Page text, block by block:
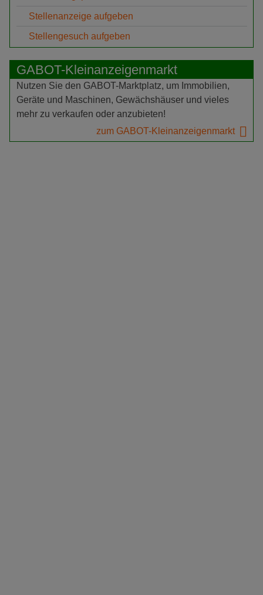
Stellenanzeige aufgeben
Stellengesuch aufgeben
GABOT-Kleinanzeigenmarkt
Nutzen Sie den GABOT-Marktplatz, um Immobilien,
Geräte und Maschinen, Gewächshäuser und vieles
mehr zu verkaufen oder anzubieten!
zum GABOT-Kleinanzeigenmarkt